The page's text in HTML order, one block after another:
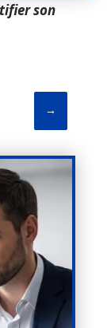
son